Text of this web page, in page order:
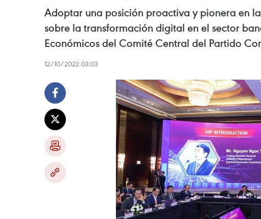
Adoptar una posición proactiva y pionera en
sobre la transformación digital en el sector
Económicos del Comité Central del Partido
12/10/2022 03:03